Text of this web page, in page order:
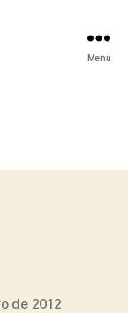
Menu
de 2012